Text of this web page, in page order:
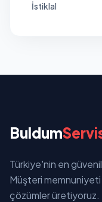
İstiklal
Sanayi
Santral
Stadyum
Buldum
Türkiye'nin en
Müşteri
çözümler üretiyoruz.